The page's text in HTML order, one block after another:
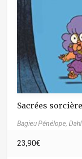
Sacrées
Bagieu Pénélope,
23,90€